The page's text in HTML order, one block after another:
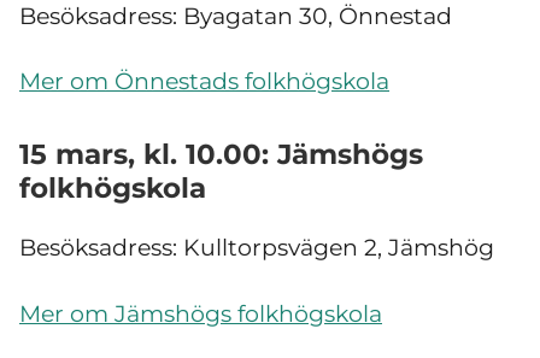
Besöksadress: Byagatan 30, Önnestad
Mer om Önnestads folkhögskola
15 mars, kl. 10.00: Jämshögs
folkhögskola
Besöksadress: Kulltorpsvägen 2, Jämshög
Mer om Jämshögs folkhögskola